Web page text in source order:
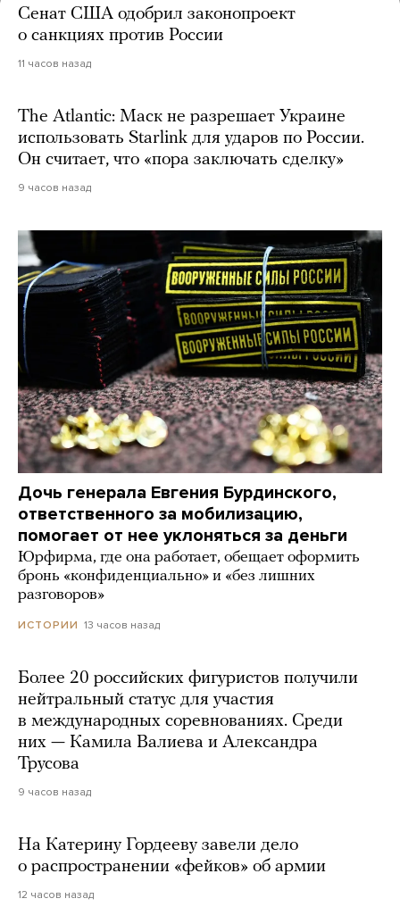
Сенат США одобрил законопроект
о санкциях против России
11 часов назад
The Atlantic: Маск не разрешает Украине
использовать Starlink для ударов по России.
Он считает, что «пора заключать сделку»
9 часов назад
Дочь генерала Евгения Бурдинского,
ответственного за мобилизацию,
помогает от нее уклоняться за деньги
Юрфирма, где она работает, обещает оформить
бронь «конфиденциально» и «без лишних
разговоров»
ИСТОРИИ 13 часов назад
Более 20 российских фигуристов получили
нейтральный статус для участия
в международных соревнованиях. Среди
них — Камила Валиева и Александра
Трусова
9 часов назад
На Катерину Гордееву завели дело
о распространении «фейков» об армии
12 часов назад